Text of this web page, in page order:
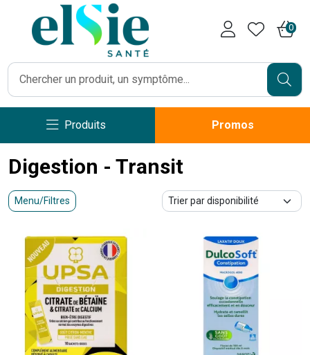
0
Produits Promos
Digestion - Transit
Menu/Filtres